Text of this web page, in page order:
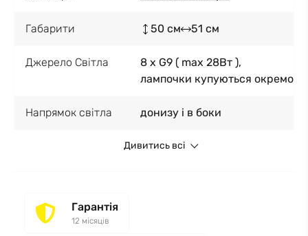
Габарити 50 см 51 см
Джерело Світла
8 x G9 ( max 28Вт ),
лампочки купуються окремо
Напрямок світла донизу і в боки
Дивитись всі
Гарантія
12 місяців